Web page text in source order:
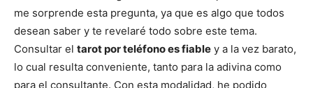
me sorprende esta pregunta, ya que es algo que todos
desean saber y te revelaré todo sobre este tema.
Consultar el tarot por teléfono es fiable y a la vez barato,
lo cual resulta conveniente, tanto para la adivina como
para el consultante. Con esta modalidad, he podido